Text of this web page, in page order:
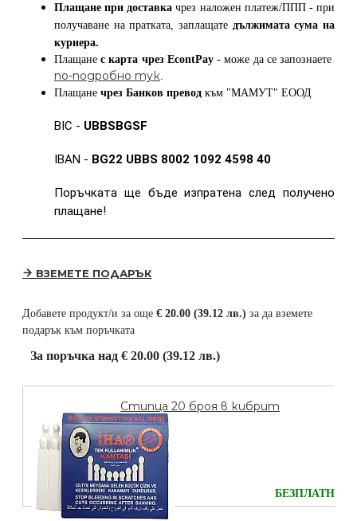
Плащане при доставка чрез наложен платеж/ППП - при
получаване на пратката, заплащате дължимата сума на
куриера.
Плащанес карта чрез EcontPay- може да се запознаете
по-подробно тук
Плащане чрез Банков превод към "МАМУТ" ЕООД
BIC - UBBSBGSF
IBAN - BG22 UBBS 8002 1092 4598 40
Поръчката ще бъде изпратена след получено
плащане!
ВЗЕМЕТЕ ПОДАРЪК
Добавете продукт/и за още € 20.00 (39.12 лв.) за да вземете
подарък към поръчката
За поръчка над € 20.00 (39.12 лв.)
Стипца 20 броя в кибрит
БЕЗПЛАТНО